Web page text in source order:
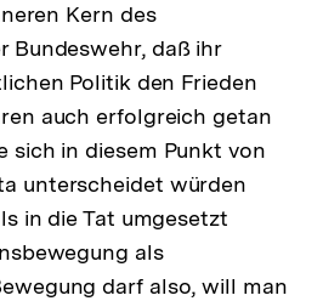
Kern des
Bundeswehr, daß ihr
Politik den Frieden
auch erfolgreich getan
sich in diesem Punkt von
unterscheidet würden
in die Tat umgesetzt
als
darf also, will man